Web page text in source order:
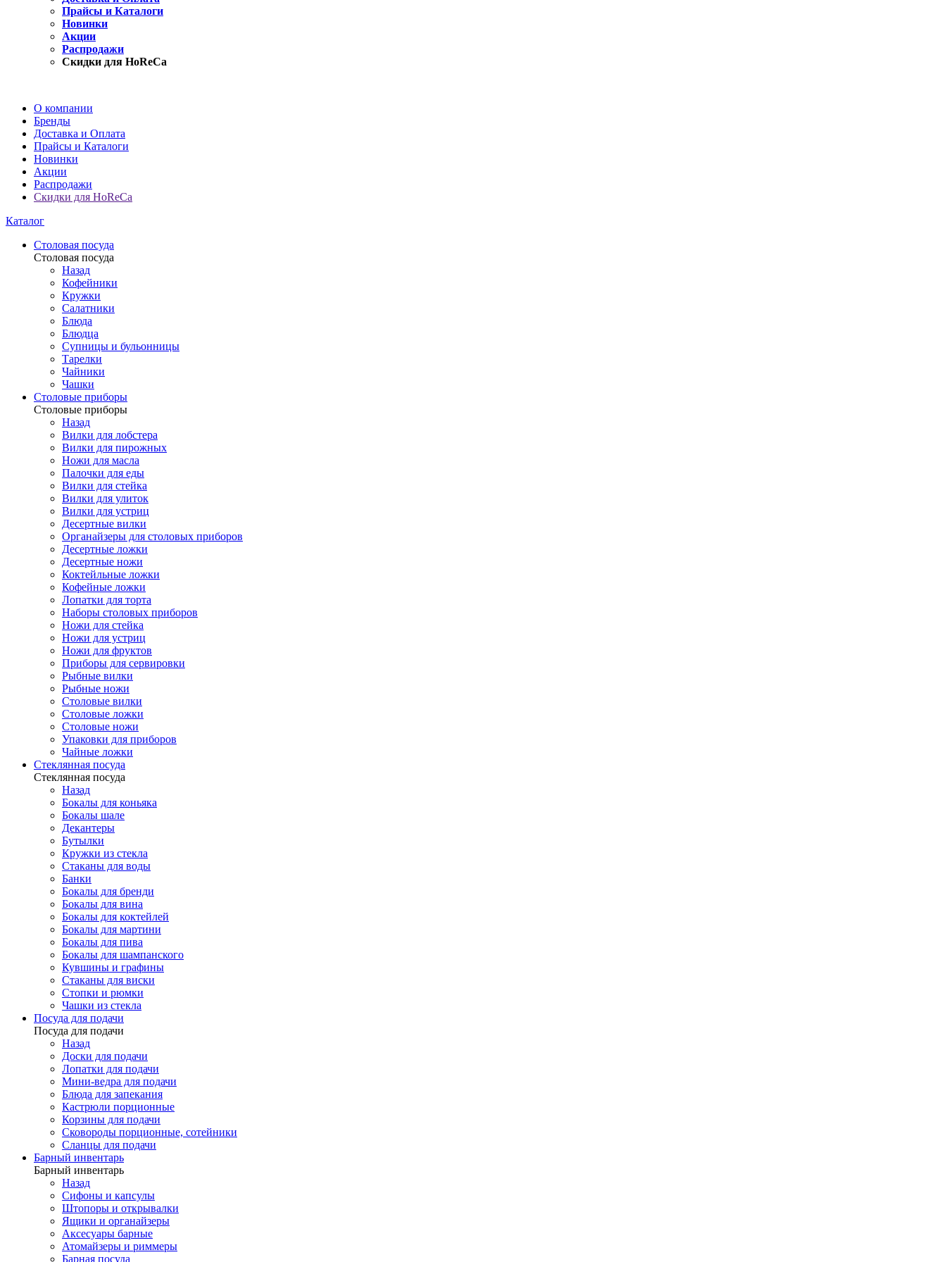
Прайсы и Каталоги
Новинки
Акции
Распродажи
Скидки для HoReCa
О компании
Бренды
Доставка и Оплата
Прайсы и Каталоги
Новинки
Акции
Распродажи
Скидки для HoReCa
Каталог
Столовая посуда
Столовая посуда
Назад
Кофейники
Кружки
Салатники
Блюда
Блюдца
Супницы и бульонницы
Тарелки
Чайники
Чашки
Cтоловые приборы
Cтоловые приборы
Назад
Вилки для лобстера
Вилки для пирожных
Ножи для масла
Палочки для еды
Вилки для стейка
Вилки для улиток
Вилки для устриц
Десертные вилки
Органайзеры для столовых приборов
Десертные ложки
Десертные ножи
Коктейльные ложки
Кофейные ложки
Лопатки для торта
Наборы столовых приборов
Ножи для стейка
Ножи для устриц
Ножи для фруктов
Приборы для сервировки
Рыбные вилки
Рыбные ножи
Столовые вилки
Столовые ложки
Столовые ножи
Упаковки для приборов
Чайные ложки
Стеклянная посуда
Стеклянная посуда
Назад
Бокалы для коньяка
Бокалы шале
Декантеры
Бутылки
Кружки из стекла
Стаканы для воды
Банки
Бокалы для бренди
Бокалы для вина
Бокалы для коктейлей
Бокалы для мартини
Бокалы для пива
Бокалы для шампанского
Кувшины и графины
Стаканы для виски
Стопки и рюмки
Чашки из стекла
Посуда для подачи
Посуда для подачи
Назад
Доски для подачи
Лопатки для подачи
Мини-ведра для подачи
Блюда для запекания
Кастрюли порционные
Корзины для подачи
Сковороды порционные, сотейники
Сланцы для подачи
Барный инвентарь
Барный инвентарь
Назад
Сифоны и капсулы
Штопоры и открывалки
Ящики и органайзеры
Аксесуары барные
Атомайзеры и риммеры
Барная посуда